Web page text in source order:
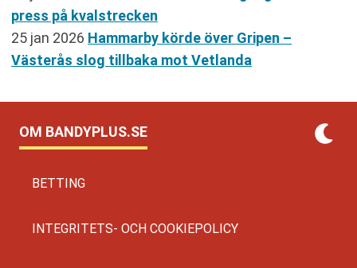
press på kvalstrecken
25 jan 2026 Hammarby körde över Gripen –
Västerås slog tillbaka mot Vetlanda
OM BANDYPLUS.SE
BETTING
INTEGRITETS- OCH COOKIEPOLICY